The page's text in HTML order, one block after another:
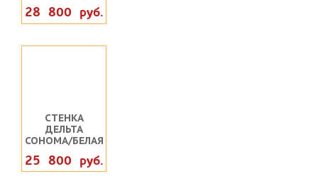
28 800 руб.
СТЕНКА
ДЕЛЬТА
СОНОМА/БЕЛАЯ
25 800 руб.